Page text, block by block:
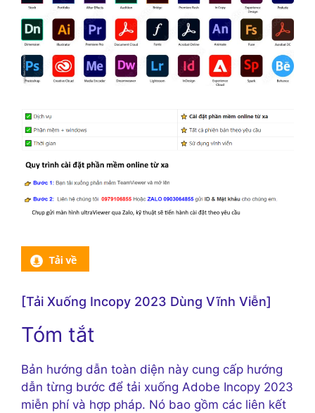
[Tải Xuống Incopy 2023 Dùng Vĩnh Viễn]
Tóm tắt
Bản hướng dẫn toàn diện này cung cấp hướng
dẫn từng bước để tải xuống Adobe Incopy 2023
miễn phí và hợp pháp. Nó bao gồm các liên kết